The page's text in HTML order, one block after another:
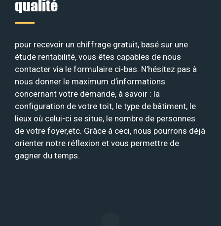
qualité
pour recevoir un chiffrage gratuit, basé sur une
étude rentabilité, vous êtes capables de nous
contacter via le formulaire ci-bas. N’hésitez pas à
nous donner le maximum d’informations
concernant votre demande, à savoir : la
configuration de votre toit, le type de bâtiment, le
lieux où celui-ci se situe, le nombre de personnes
de votre foyer,etc. Grâce à ceci, nous pourrons déjà
orienter notre réflexion et vous permettre de
gagner du temps.